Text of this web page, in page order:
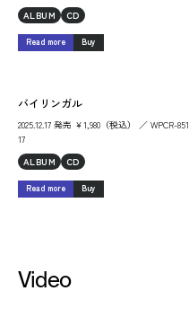
ALBUM
CD
Read more Buy
バイリンガル
2025.12.17 発売 ￥1,980（税込） ／ WPCR-851
17
ALBUM
CD
Read more Buy
Video